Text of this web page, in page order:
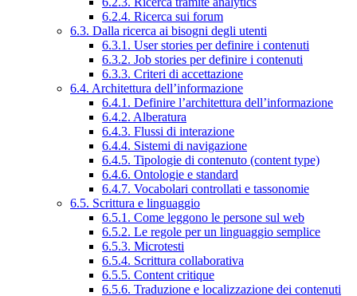
6.2.4. Ricerca sui forum
6.3. Dalla ricerca ai bisogni degli utenti
6.3.1. User stories per definire i contenuti
6.3.2. Job stories per definire i contenuti
6.3.3. Criteri di accettazione
6.4. Architettura dell’informazione
6.4.1. Definire l’architettura dell’informazione
6.4.2. Alberatura
6.4.3. Flussi di interazione
6.4.4. Sistemi di navigazione
6.4.5. Tipologie di contenuto (content type)
6.4.6. Ontologie e standard
6.4.7. Vocabolari controllati e tassonomie
6.5. Scrittura e linguaggio
6.5.1. Come leggono le persone sul web
6.5.2. Le regole per un linguaggio semplice
6.5.3. Microtesti
6.5.4. Scrittura collaborativa
6.5.5. Content critique
6.5.6. Traduzione e localizzazione dei contenuti